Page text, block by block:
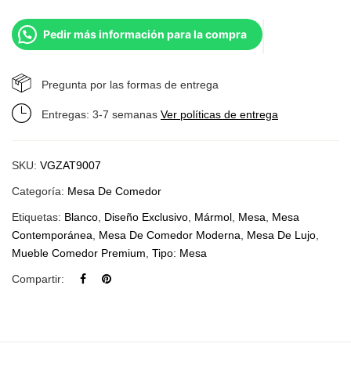
Pedir más información para la compra
Pregunta por las formas de entrega
Entregas: 3-7 semanas Ver políticas de entrega
SKU: VGZAT9007
Categoría: Mesa De Comedor
Etiquetas: Blanco Diseño Exclusivo Mármol Mesa
Mesa
Contemporánea
Mesa De Comedor Moderna Mesa De Lujo
Mueble Comedor Premium Tipo: Mesa
Compartir: